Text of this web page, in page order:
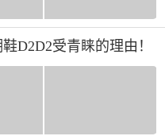
D2D2受青睐的理由！